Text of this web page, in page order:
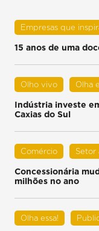
Empresas que
15 anos de uma
Olho vivo Olha
Indústria investe
Caxias do Sul
Comércio Setor
Concessionária
milhões no ano
Olha essa!